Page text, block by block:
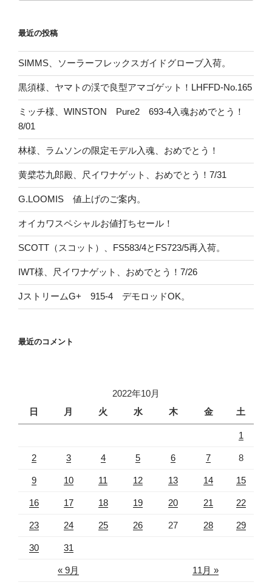
最近の投稿
SIMMS、ソーラーフレックスガイドグローブ入荷。
黒須様、ヤマトの渓で良型アマゴゲット！LHFFD-No.165
ミッチ様、WINSTON Pure2 693-4入魂おめでとう！
8/01
林様、ラムソンの限定モデル入魂、おめでとう！
黄檗芯九郎殿、尺イワナゲット、おめでとう！7/31
G.LOOMIS 値上げのご案内。
オイカワスペシャルお値打ちセール！
SCOTT（スコット）、FS583/4とFS723/5再入荷。
IWT様、尺イワナゲット、おめでとう！7/26
JストリームG+ 915-4 デモロッドOK。
最近のコメント
2022年10月
日
月 火 水 木 金 土
« 9月 11月 »
1
2 3 4 5 6 7 8
9 10 11 12 13 14 15
16 17 18 19 20 21 22
23 24 25 26 27 28 29
30 31